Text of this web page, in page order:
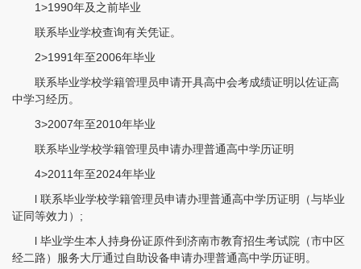
1>1990年及之前毕业
联系毕业学校查询有关凭证。
2>1991年至2006年毕业
联系毕业学校学籍管理员申请开具高中会考成绩证明以佐证高
中学习经历。
3>2007年至2010年毕业
联系毕业学校学籍管理员申请办理普通高中学历证明
4>2011年至2024年毕业
l 联系毕业学校学籍管理员申请办理普通高中学历证明（与毕业
证同等效力）;
l 毕业学生本人持身份证原件到济南市教育招生考试院（市中区
经二路）服务大厅通过自助设备申请办理普通高中学历证明。
程女士 134****3518 【申请成功】